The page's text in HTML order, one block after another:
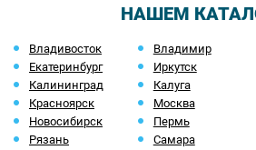
НАШЕМ
Владивосток Владимир
Екатеринбург
Иркутск
Калининград
Калуга
Красноярск
Москва
Новосибирск
Пермь
Рязань
Самара